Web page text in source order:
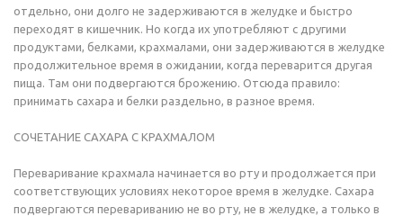
отдельно, они долго не задерживаются в желудке и быстро
переходят в кишечник. Но когда их употребляют с другими
продуктами, белками, крахмалами, они задерживаются в желудке
продолжительное время в ожидании, когда переварится другая
пища. Там они подвергаются брожению. Отсюда правило:
принимать сахара и белки раздельно, в разное время.
СОЧЕТАНИЕ САХАРА С КРАХМАЛОМ
Переваривание крахмала начинается во рту и продолжается при
соответствующих условиях некоторое время в желудке. Сахара
подвергаются перевариванию не во рту, не в желудке, а только в